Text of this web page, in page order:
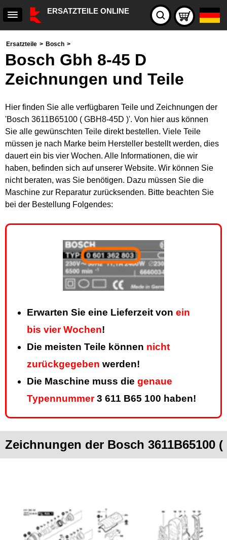
ERSATZTEILE ONLINE
Ersatzteile > Bosch >
Bosch Gbh 8-45 D
Zeichnungen und Teile
Hier finden Sie alle verfügbaren Teile und Zeichnungen der
'Bosch 3611B65100 ( GBH8-45D )'. Von hier aus können
Sie alle gewünschten Teile direkt bestellen. Viele Teile
müssen je nach Marke beim Hersteller bestellt werden, dies
dauert ein bis vier Wochen. Alle Informationen, die wir
haben, befinden sich auf unserer Website. Wir können Sie
nicht beraten, was Sie benötigen. Dazu müssen Sie die
Maschine zur Reparatur zurücksenden. Bitte beachten Sie
bei der Bestellung Folgendes:
Erwarten Sie eine Lieferzeit von ein
bis vier Wochen!
Die meisten Teile können nicht
zurückgegeben werden!
Die Maschine muss die genaue
Typennummer3 611 B65 100 haben!
Zeichnungen der Bosch 3611B65100 (